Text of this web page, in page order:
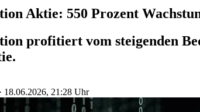
Aktie: 550 Prozent
profitiert vom steigenden
· 18.06.2026, 21:28 Uhr